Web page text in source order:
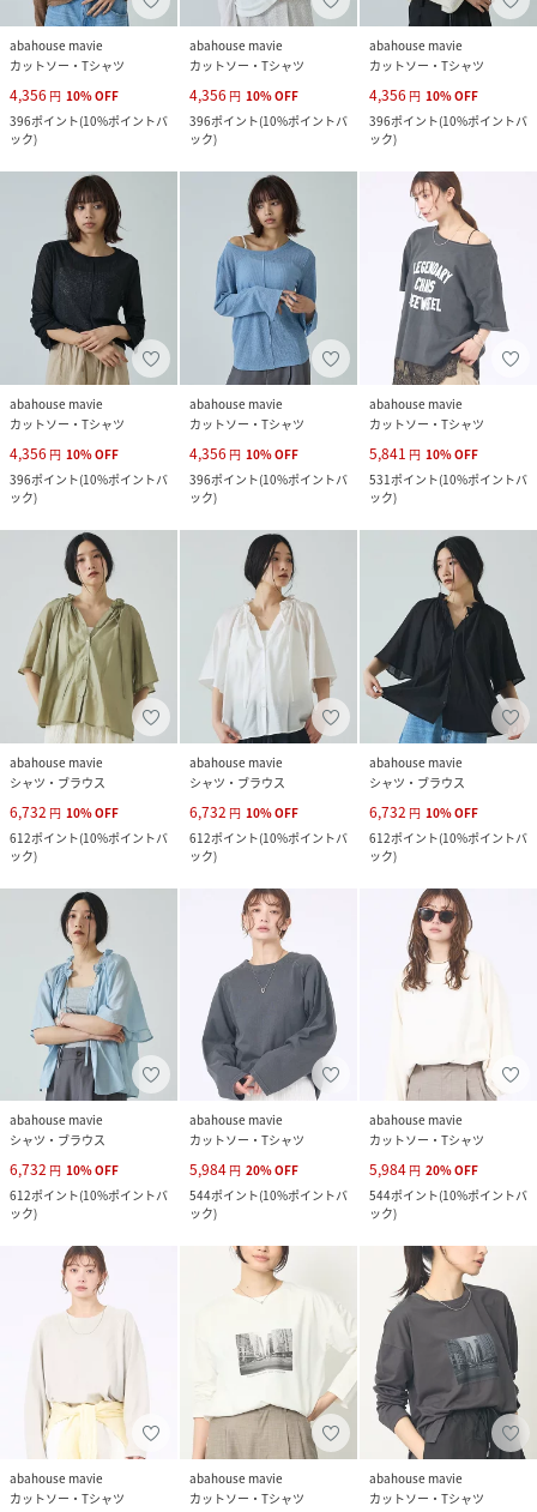
abahouse mavie
カットソー・Tシャツ
4,356 円 10%OFF
396ポイント(10%ポイントバ
ック)
abahouse mavie
カットソー・Tシャツ
4,356 円 10%OFF
396ポイント(10%ポイントバ
ック)
abahouse mavie
カットソー・Tシャツ
4,356 円 10%OFF
396ポイント(10%ポイントバ
ック)
abahouse mavie
カットソー・Tシャツ
4,356 円 10%OFF
396ポイント(10%ポイントバ
ック)
abahouse mavie
カットソー・Tシャツ
4,356 円 10%OFF
396ポイント(10%ポイントバ
ック)
abahouse mavie
カットソー・Tシャツ
5,841 円 10%OFF
531ポイント(10%ポイントバ
ック)
abahouse mavie
シャツ・ブラウス
6,732 円 10%OFF
612ポイント(10%ポイントバ
ック)
abahouse mavie
シャツ・ブラウス
6,732 円 10%OFF
612ポイント(10%ポイントバ
ック)
abahouse mavie
シャツ・ブラウス
6,732 円 10%OFF
612ポイント(10%ポイントバ
ック)
abahouse mavie
シャツ・ブラウス
6,732 円 10%OFF
612ポイント(10%ポイントバ
ック)
abahouse mavie
カットソー・Tシャツ
5,984 円 20%OFF
544ポイント(10%ポイントバ
ック)
abahouse mavie
カットソー・Tシャツ
5,984 円 20%OFF
544ポイント(10%ポイントバ
ック)
abahouse mavie
カットソー・Tシャツ
abahouse mavie
カットソー・Tシャツ
abahouse mavie
カットソー・Tシャツ